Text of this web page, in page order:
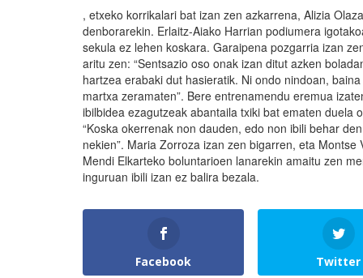
, etxeko korrikalari bat izan zen azkarrena, Alizia
denborarekin. Erlaitz-Aiako Harrian podiumera
sekula ez lehen koskara. Garaipena pozgarria izan
aritu zen: “Sentsazio oso onak izan ditut azken
hartzea erabaki dut hasieratik. Ni ondo nindoan,
martxa zeramaten”. Bere entrenamendu eremua
ibilbidea ezagutzeak abantaila txiki bat ematen duela
“Koska okerrenak non dauden, edo non ibili behar
nekien”. Maria Zorroza izan zen bigarren, eta Montse
Mendi Elkarteko boluntarioen lanarekin amaitu zen
inguruan ibili izan ez balira bezala.
Facebook Twitter